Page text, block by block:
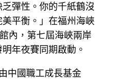
彈性。你的千紙鶴沒
平衡。」在福州海峽
內，第七屆海峽兩岸
年夜賽同期啟動。
中國職工成長基金